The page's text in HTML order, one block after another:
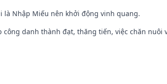
là Nhập Miếu nên khởi động vinh quang.
danh thành đạt, thăng tiến, việc chăn nuôi